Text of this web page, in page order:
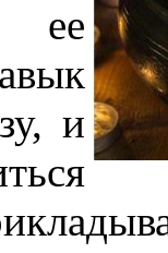
ее
и